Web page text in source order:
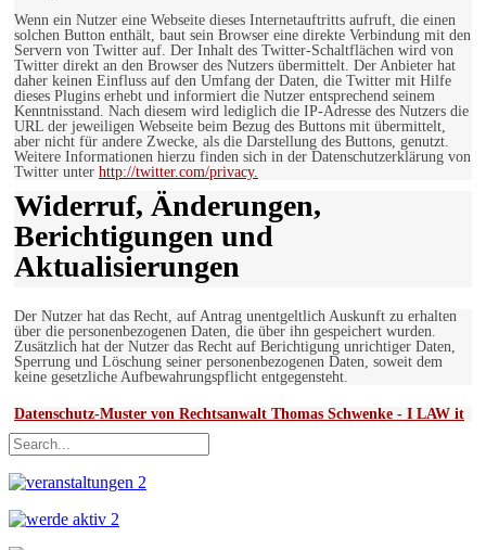
Wenn ein Nutzer eine Webseite dieses Internetauftritts aufruft, die einen
solchen Button enthält, baut sein Browser eine direkte Verbindung mit den
Servern von Twitter auf. Der Inhalt des Twitter-Schaltflächen wird von
Twitter direkt an den Browser des Nutzers übermittelt. Der Anbieter hat
daher keinen Einfluss auf den Umfang der Daten, die Twitter mit Hilfe
dieses Plugins erhebt und informiert die Nutzer entsprechend seinem
Kenntnisstand. Nach diesem wird lediglich die IP-Adresse des Nutzers die
URL der jeweiligen Webseite beim Bezug des Buttons mit übermittelt,
aber nicht für andere Zwecke, als die Darstellung des Buttons, genutzt.
Weitere Informationen hierzu finden sich in der Datenschutzerklärung von
Twitter unter http://twitter.com/privacy.
Widerruf, Änderungen,
Berichtigungen und
Aktualisierungen
Der Nutzer hat das Recht, auf Antrag unentgeltlich Auskunft zu erhalten
über die personenbezogenen Daten, die über ihn gespeichert wurden.
Zusätzlich hat der Nutzer das Recht auf Berichtigung unrichtiger Daten,
Sperrung und Löschung seiner personenbezogenen Daten, soweit dem
keine gesetzliche Aufbewahrungspflicht entgegensteht.
Datenschutz-Muster von Rechtsanwalt Thomas Schwenke - I LAW it